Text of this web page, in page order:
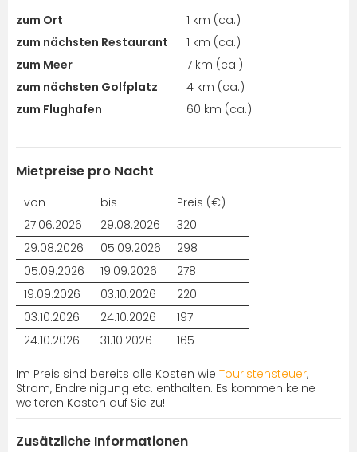
zum Ort
1 km (ca.)
zum nächsten Restaurant
1 km (ca.)
zum Meer
7 km (ca.)
zum nächsten Golfplatz
4 km (ca.)
zum Flughafen
60 km (ca.)
Mietpreise pro Nacht
von bis
Preis (€)
27.06.2026
29.08.2026
320
29.08.2026
05.09.2026
298
05.09.2026
19.09.2026
278
19.09.2026
03.10.2026
220
03.10.2026
24.10.2026
197
24.10.2026
31.10.2026 165
Im Preis sind bereits alle Kosten wie Touristensteuer,
Strom, Endreinigung etc. enthalten. Es kommen keine
weiteren Kosten auf Sie zu!
Zusätzliche Informationen